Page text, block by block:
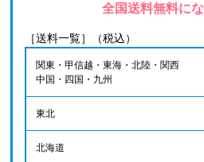
全国送料無料にな
［送料一覧］（税込）
関東・甲信越・東海・北陸・関西
中国・四国・九州
東北
北海道